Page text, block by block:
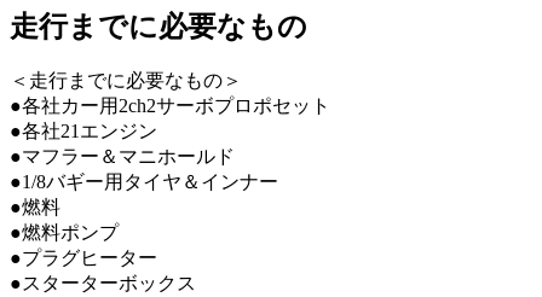
走行までに必要なもの
＜走行までに必要なもの＞
●各社カー用2ch2サーボプロポセット
●各社21エンジン
●マフラー＆マニホールド
●1/8バギー用タイヤ＆インナー
●燃料
●燃料ポンプ
●プラグヒーター
●スターターボックス